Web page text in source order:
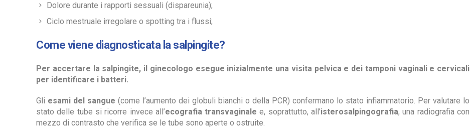
Dolore durante i rapporti sessuali (dispareunia);
Ciclo mestruale irregolare o spotting tra i flussi;
Come viene diagnosticata la salpingite?
Per accertare la salpingite, il ginecologo esegue inizialmente una visita pelvica e dei tamponi vaginali e cervicali
per identificare i batteri.
Gli esami del sangue (come l’aumento dei globuli bianchi o della PCR) confermano lo stato infiammatorio. Per valutare lo
stato delle tube si ricorre invece all’ecografia transvaginale e, soprattutto, all’isterosalpingografia, una radiografia con
mezzo di contrasto che verifica se le tube sono aperte o ostruite.